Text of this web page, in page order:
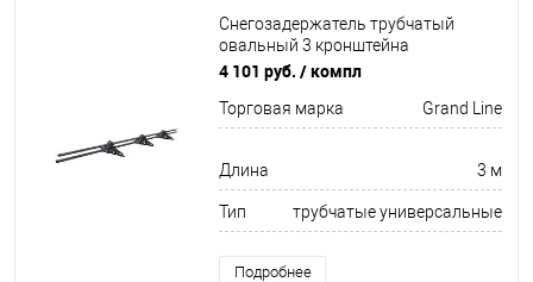
Снегозадержатель трубчатый
овальный 3 кронштейна
Оцинков+порошковый окрас
4 101 руб. / компл
Торговая марка Grand Line
Длина 3 м
Тип трубчатые универсальные
Подробнее